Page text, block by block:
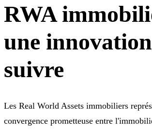
RWA
une
suivre
Les Real World Assets immobiliers
convergence prometteuse entre